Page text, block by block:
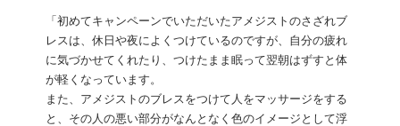
「初めてキャンペーンでいただいたアメジストのさざれブ
レスは、休日や夜によくつけているのですが、自分の疲れ
に気づかせてくれたり、つけたまま眠って翌朝はずすと体
が軽くなっています。
また、アメジストのブレスをつけて人をマッサージをする
と、その人の悪い部分がなんとなく色のイメージとして浮